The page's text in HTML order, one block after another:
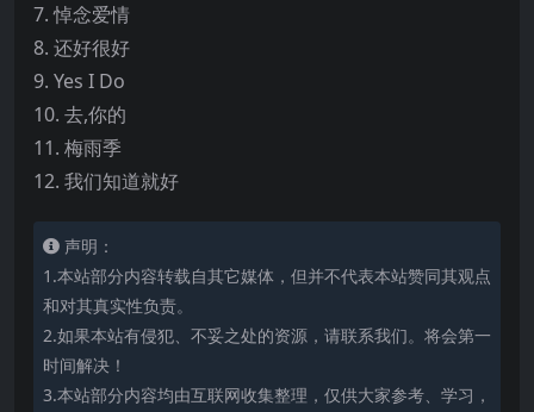
7. 悼念爱情
8. 还好很好
9. Yes I Do
10. 去,你的
11. 梅雨季
12. 我们知道就好
声明：
1.本站部分内容转载自其它媒体，但并不代表本站赞同其观点
和对其真实性负责。
2.如果本站有侵犯、不妥之处的资源，请联系我们。将会第一
时间解决！
3.本站部分内容均由互联网收集整理，仅供大家参考、学习，